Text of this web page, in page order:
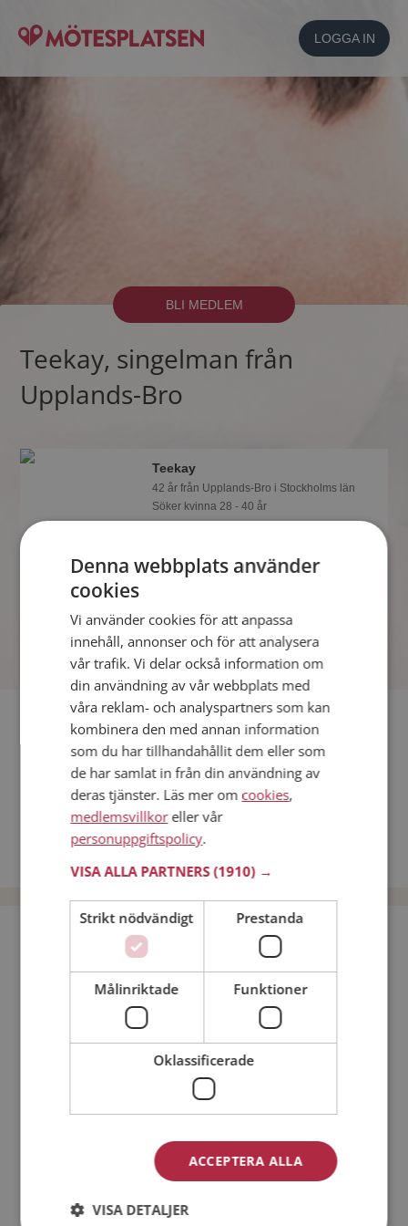
LOGGA IN
BLI MEDLEM
Teekay, singelman från
Upplands-Bro
Teekay
42 år från Upplands-Bro i Stockholms län
Söker kvinna 28 - 40 år
Det finns tusentals fotoalbum med
Fler singlar
Fler singelmän från Upplands-Bro MatsNW ,
Bigteddy
Kvinnor från Upplands-Bro
Dejta kvinnor i Sverige
Bli medlem utan kostnad!
Jag är en: Man Kvinna
Min ålder:
Denna webbplats använder
cookies
Vi använder cookies för att anpassa
innehåll, annonser och för att analysera
vår trafik. Vi delar också information om
din användning av vår webbplats med
våra reklam- och analyspartners som kan
kombinera den med annan information
som du har tillhandahållit dem eller som
de har samlat in från din användning av
deras tjänster. Läs mer om cookies,
medlemsvillkoreller vår
personuppgiftspolicy.
VISA ALLA PARTNERS(1910) →
Strikt nödvändigt Prestanda
Målinriktade Funktioner
Oklassificerade
ACCEPTERA ALLA
VISA DETALJER